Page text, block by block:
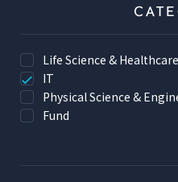
Life Science & Healthcare
IT
Physical Science &
Fund